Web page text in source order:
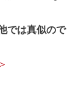
では真似ので